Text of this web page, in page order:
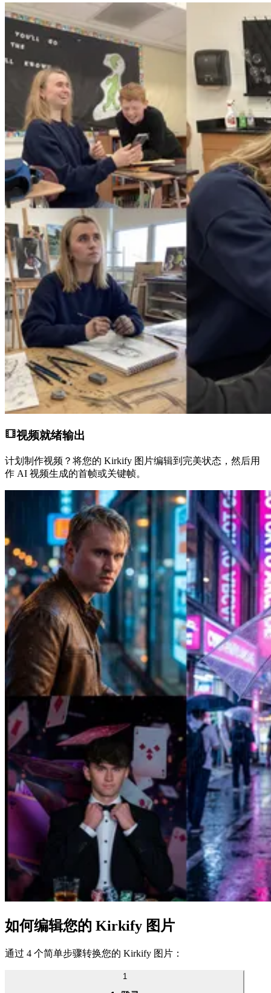
视频就绪输出
计划制作视频？将您的 Kirkify 图片编辑到完美状态，然后用
作 AI 视频生成的首帧或关键帧。
如何编辑您的 Kirkify 图片
通过 4 个简单步骤转换您的 Kirkify 图片：
1